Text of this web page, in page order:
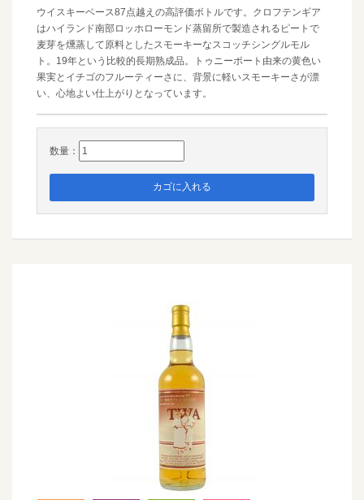
ウイスキーベース87点越えの高評価ボトルです。クロフテンギア
はハイランド南部ロッホローモンド蒸留所で製造されるピートで
麦芽を燻蒸して原料としたスモーキーなスコッチシングルモル
ト。19年という比較的長期熟成品。トゥニーポート由来の黄色い
果実とイチゴのフルーティーさに、背景に軽いスモーキーさが漂
い、心地よい仕上がりとなっています。
数量：